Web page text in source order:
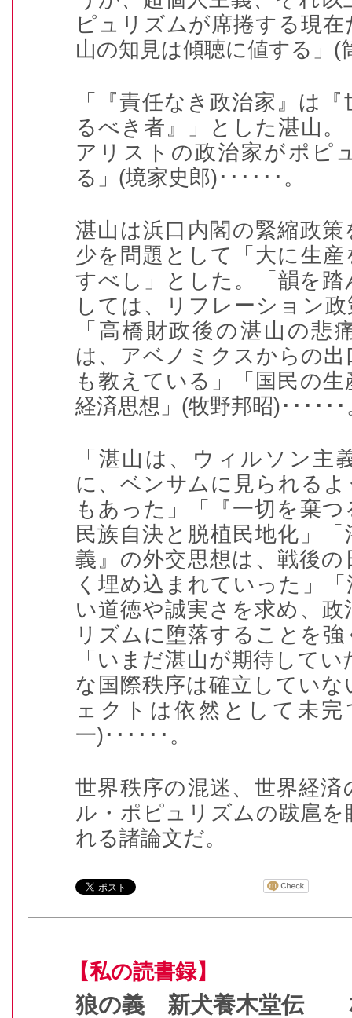
ピュリズムが席捲する現
山の知見は傾聴に値する」 (
「『責任なき政治家』は
るべき者』」とした湛山
アリストの政治家がポピ
る」 (境家史郎)･･････ 。
湛山は浜口内閣の緊縮政
少を問題として「大に生
すべし」とした。「韻を
しては、リフレーション
「高橋財政後の湛山の悲
は、アベノミクスからの
も教えている」「国民の
経済思想」 (牧野邦昭)･･････
「湛山は、ウィルソン主
に、ベンサムに見られる
もあった」「『一切を棄
民族自決と脱植民地化」
義』の外交思想は、戦後
く埋め込まれていった」
い道徳や誠実さを求め、
リズムに堕落することを
「いまだ湛山が期待して
な国際秩序は確立してい
ェクトは依然として未
一)･･････ 。
世界秩序の混迷、世界経
ル・ポピュリズムの跋扈
れる諸論文だ。
【私の読書録】
狼の義 新犬養木堂伝